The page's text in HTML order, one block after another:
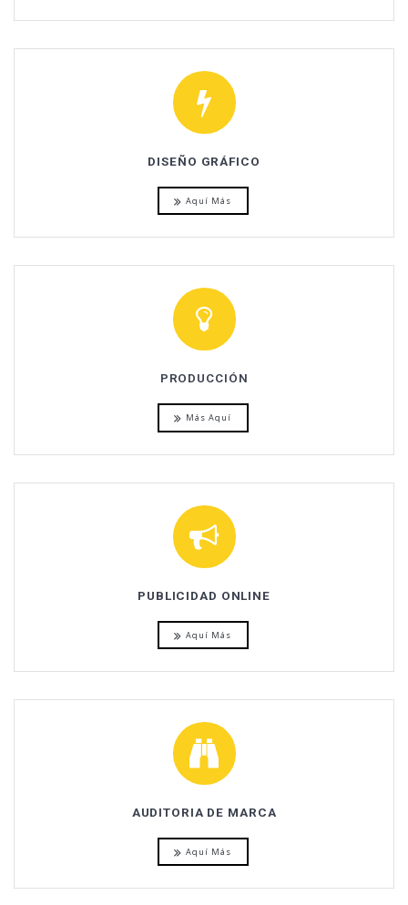
DISEÑO GRÁFICO
Aquí Más
PRODUCCIÓN
Más Aquí
PUBLICIDAD ONLINE
Aquí Más
AUDITORIA DE MARCA
Aquí Más